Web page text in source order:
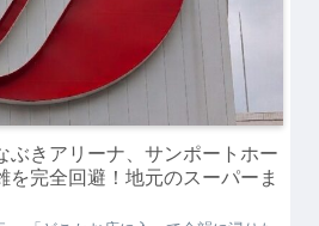
ぶきアリーナ、サンポートホー
完全回避！地元のスーパーま